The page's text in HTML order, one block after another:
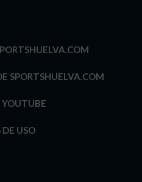
SPORTSHUELVA.COM
YOUTUBE
USO